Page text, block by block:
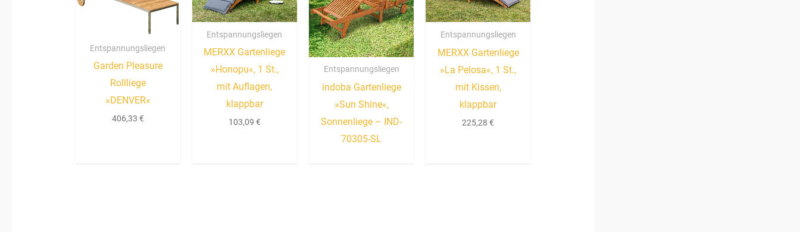
Entspannungsliegen
Garden Pleasure
Rollliege
»DENVER«
406,33 €
Entspannungsliegen
MERXX Gartenliege
»Honopu«, 1 St.,
mit Auflagen,
klappbar
103,09 €
Entspannungsliegen
indoba Gartenliege
»Sun Shine«,
Sonnenliege – IND-
70305-SL
Entspannungsliegen
MERXX Gartenliege
»La Pelosa«, 1 St.,
mit Kissen,
klappbar
225,28€